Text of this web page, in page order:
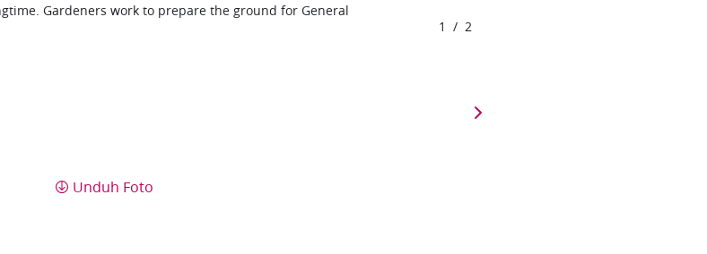
Gardeners work to prepare the ground for General
1 / 2
Unduh Foto